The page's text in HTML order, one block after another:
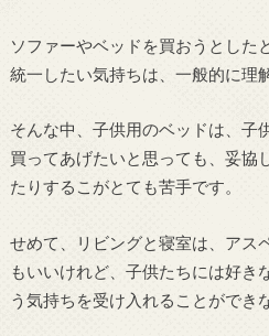
ソファーやベッドを買おうとした
統一したい気持ちは、一般的に理
そんな中、子供用のベッドは、子
買ってあげたいと思っても、妥協
たりするこがとても苦手です。
せめて、リビングと寝室は、アス
もいいけれど、子供たちには好き
う気持ちを受け入れることができ